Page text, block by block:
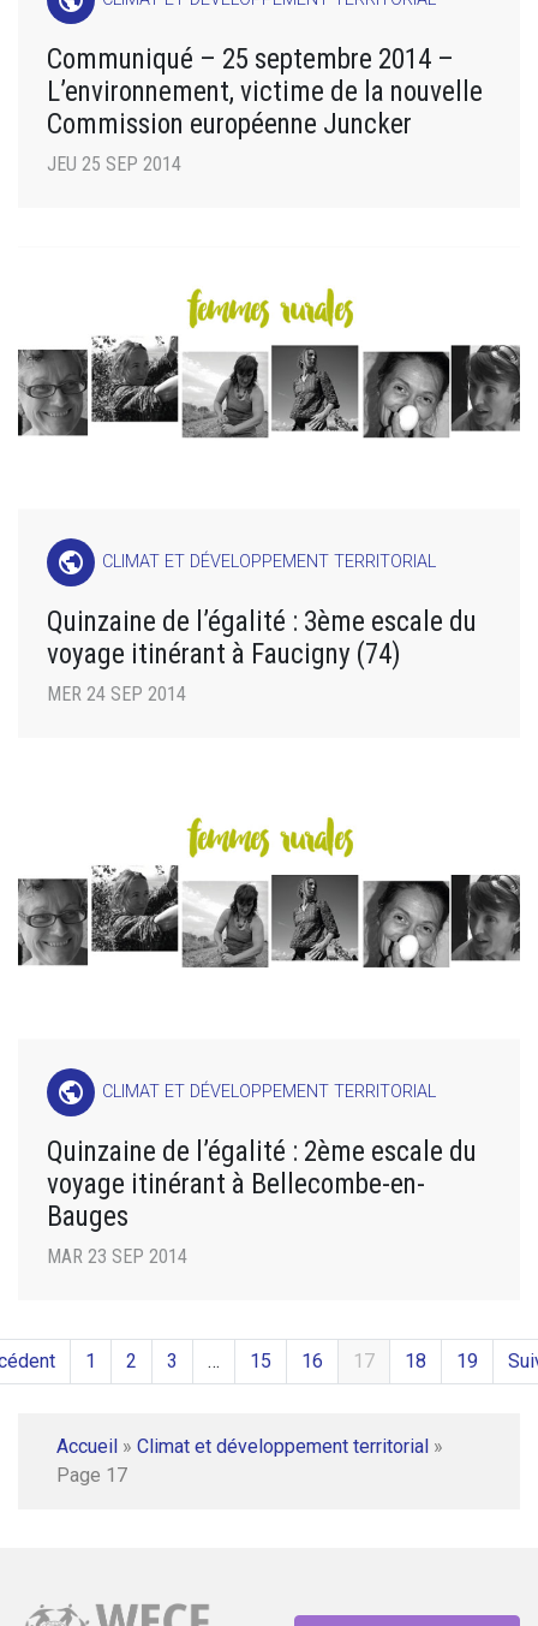
Communiqué – 25 septembre 2014 –
L’environnement, victime de la nouvelle
Commission européenne Juncker
JEU 25 SEP 2014
public CLIMAT ET DÉVELOPPEMENT TERRITORIAL
Quinzaine de l’égalité : 3ème escale du
voyage itinérant à Faucigny (74)
MER 24 SEP 2014
public CLIMAT ET DÉVELOPPEMENT TERRITORIAL
Quinzaine de l’égalité : 2ème escale du
voyage itinérant à Bellecombe-en-
Bauges
MAR 23 SEP 2014
1 2 3 … 15 16 17 18 19
Accueil » Climat et développement territorial »
Page 17